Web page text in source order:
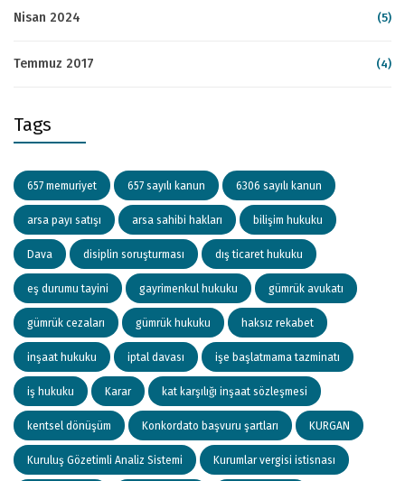
Nisan 2024 (5)
Temmuz 2017 (4)
Tags
657 memuriyet 657 sayılı kanun 6306 sayılı kanun
arsa payı satışı arsa sahibi hakları bilişim hukuku
Dava disiplin soruşturması dış ticaret hukuku
eş durumu tayini gayrimenkul hukuku gümrük avukatı
gümrük cezaları gümrük hukuku haksız rekabet
inşaat hukuku iptal davası işe başlatmama tazminatı
iş hukuku Karar kat karşılığı inşaat sözleşmesi
kentsel dönüşüm Konkordato başvuru şartları KURGAN
Kuruluş Gözetimli Analiz Sistemi Kurumlar vergisi istisnası